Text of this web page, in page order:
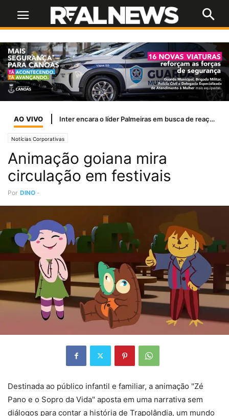
AO VIVO Inter encara o líder Palmeiras em busca de reação para sair do Z-4
Notícias Corporativas
Animação goiana mira
circulação em festivais
Por DINO -
Destinada ao público infantil e familiar, a animação "Zé
Pano e o Sopro da Vida" aposta em uma narrativa sem
diálogos para contar a história de Trapolândia, um mundo